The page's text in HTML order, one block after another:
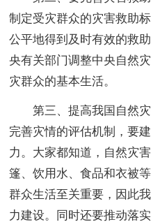
制定受灾群众的灾害救助
公平地得到及时有效的救
央有关部门调整中央自然
灾群众的基本生活。
第三、提高我国自然灾
完善灾情的评估机制，要
力。大家都知道，自然灾
篷、饮用水、食品和衣被
群众生活至关重要，因此
力建设。同时还要推动落